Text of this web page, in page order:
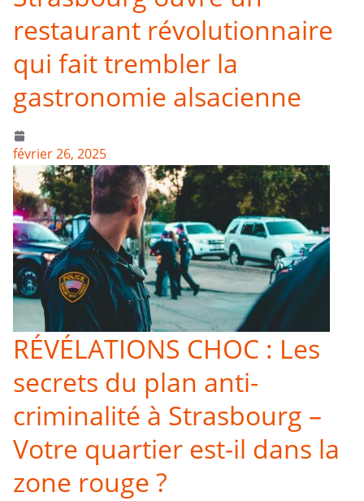
restaurant révolutionnaire
qui fait trembler la
gastronomie alsacienne
février 26, 2025
RÉVÉLATIONS CHOC : Les
secrets du plan anti-
criminalité à Strasbourg –
Votre quartier est-il dans la
zone rouge ?